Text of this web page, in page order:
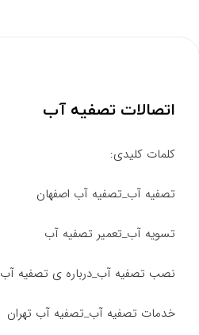
اتصالات تصفیه آب
کلمات کلیدی:
تصفیه آب_تصفیه آب اصفهان
تسویه آب_تعمیر تصفیه آب
نصب تصفیه آب_درباره ی تصفیه آب
خدمات تصفیه آب_تصفیه آب تهران